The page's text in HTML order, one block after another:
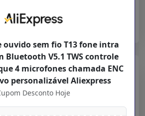
➤ Ver Oferta
Validade: 16/07/2027
ouvido sem fio T13 fone intra
Bluetooth V5.1 TWS controle
4 microfones chamada ENC
personalizável Aliexpress
Desconto Hoje